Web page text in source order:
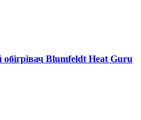
Blumfeldt Heat Guru